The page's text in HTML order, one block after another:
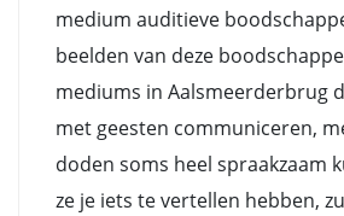
medium auditieve
beelden van deze
mediums in Aalsmeerderbrug
met geesten communiceren,
doden soms heel spraakzaam
ze je iets te vertellen hebben,